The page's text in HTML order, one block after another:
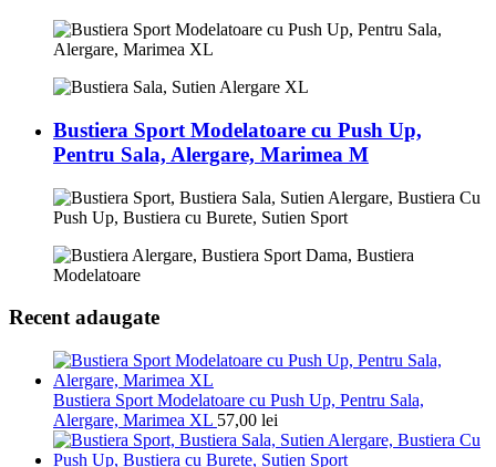
Bustiera Sport Modelatoare cu Push Up,
Pentru Sala, Alergare, Marimea M
Recent adaugate
Bustiera Sport Modelatoare cu Push Up, Pentru Sala,
Alergare, Marimea XL 57,00 lei